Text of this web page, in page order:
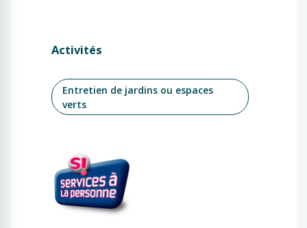
Activités
Entretien de jardins ou espaces
verts